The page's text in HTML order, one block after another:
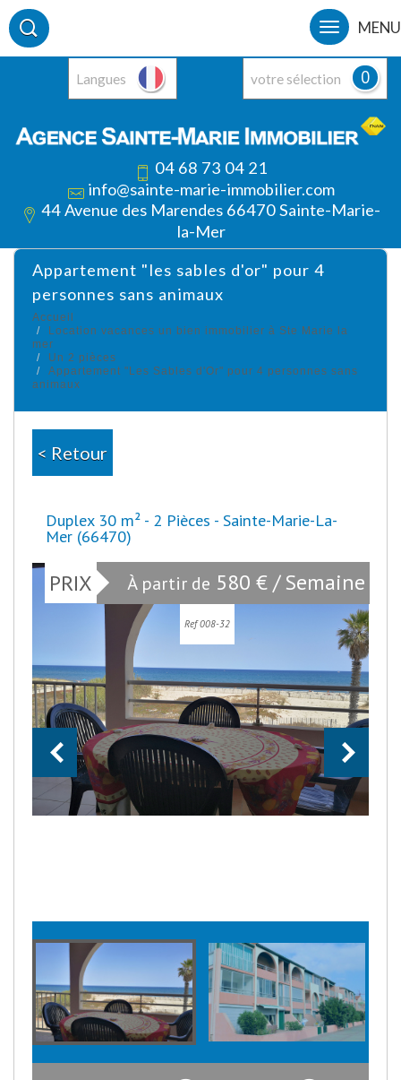
Langues votre sélection 0
04 68 73 04 21
info@sainte-marie-immobilier.com
44 Avenue des Marendes 66470 Sainte-Marie-
la-Mer
MENU
appartement "les sables d'or" pour 4
personnes sans animaux
Accueil
Location vacances un bien immobilier à Ste Marie la
mer
Un 2 pièces
Appartement "Les Sables d'Or" pour 4 personnes sans
animaux
< Retour
Duplex 30 m² - 2 Pièces - Sainte-Marie-La-
Mer (66470)
PRIX À partir de 580 € / Semaine
Ref 008-32